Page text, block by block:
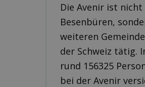
Die Avenir ist
Besenbüren,
weiteren
der Schweiz tätig.
rund 156325
bei der Avenir